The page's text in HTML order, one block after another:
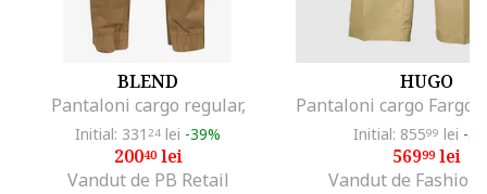
BLEND
Pantaloni cargo regular,
Initial: 331 24 lei -39%
20040lei
Vandut de PB Retail
HUGO
Initial: 85599 lei -
56999lei
Vandut de Fashion